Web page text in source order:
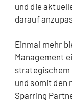
und die
darauf
Einmal mehr
Management
strategischem
und somit den
Sparring